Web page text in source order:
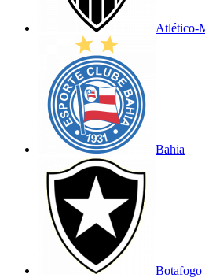
Atlético-
Bahia
Botafogo